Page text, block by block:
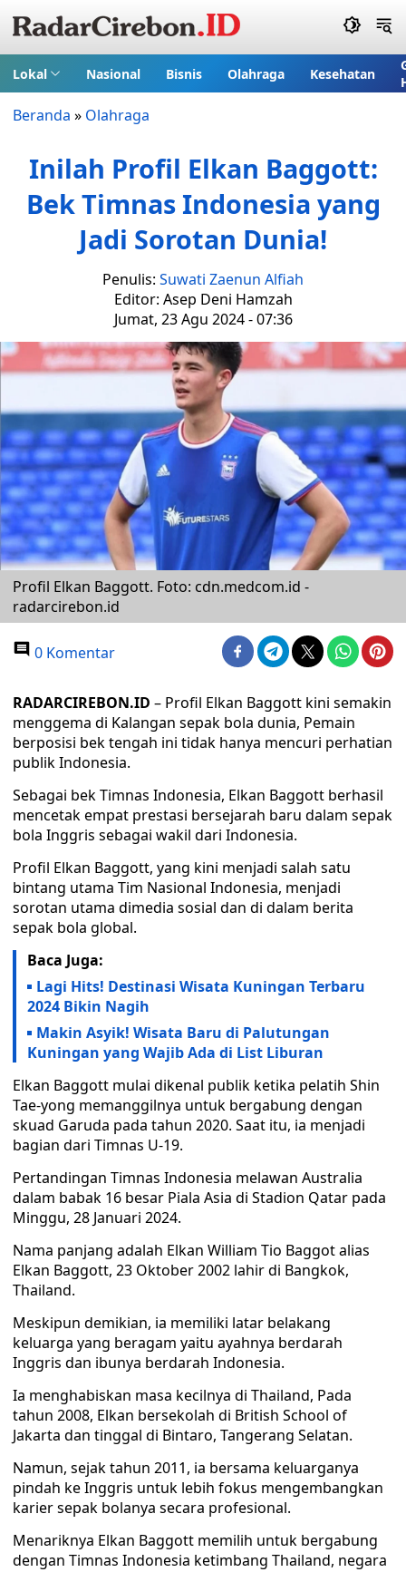
Lokal Nasional Bisnis Olahraga Kesehatan
Beranda » Olahraga
Inilah Profil Elkan Baggott:
Bek Timnas Indonesia yang
Jadi Sorotan Dunia!
Penulis: Suwati Zaenun Alfiah
Editor: Asep Deni Hamzah
Jumat, 23 Agu 2024 - 07:36
Profil Elkan Baggott. Foto: cdn.medcom.id -
radarcirebon.id
0 Komentar
RADARCIREBON.ID – Profil Elkan Baggott kini semakin
menggema di Kalangan sepak bola dunia, Pemain
berposisi bek tengah ini tidak hanya mencuri perhatian
publik Indonesia.
Sebagai bek Timnas Indonesia, Elkan Baggott berhasil
mencetak empat prestasi bersejarah baru dalam sepak
bola Inggris sebagai wakil dari Indonesia.
Profil Elkan Baggott, yang kini menjadi salah satu
bintang utama Tim Nasional Indonesia, menjadi
sorotan utama dimedia sosial dan di dalam berita
sepak bola global.
Baca Juga:
Lagi Hits! Destinasi Wisata Kuningan Terbaru
2024 Bikin Nagih
Makin Asyik! Wisata Baru di Palutungan
Kuningan yang Wajib Ada di List Liburan
Elkan Baggott mulai dikenal publik ketika pelatih Shin
Tae-yong memanggilnya untuk bergabung dengan
skuad Garuda pada tahun 2020. Saat itu, ia menjadi
bagian dari Timnas U-19.
Pertandingan Timnas Indonesia melawan Australia
dalam babak 16 besar Piala Asia di Stadion Qatar pada
Minggu, 28 Januari 2024.
Nama panjang adalah Elkan William Tio Baggot alias
Elkan Baggott, 23 Oktober 2002 lahir di Bangkok,
Thailand.
Meskipun demikian, ia memiliki latar belakang
keluarga yang beragam yaitu ayahnya berdarah
Inggris dan ibunya berdarah Indonesia.
Ia menghabiskan masa kecilnya di Thailand, Pada
tahun 2008, Elkan bersekolah di British School of
Jakarta dan tinggal di Bintaro, Tangerang Selatan.
Namun, sejak tahun 2011, ia bersama keluarganya
pindah ke Inggris untuk lebih fokus mengembangkan
karier sepak bolanya secara profesional.
Menariknya Elkan Baggott memilih untuk bergabung
dengan Timnas Indonesia ketimbang Thailand, negara